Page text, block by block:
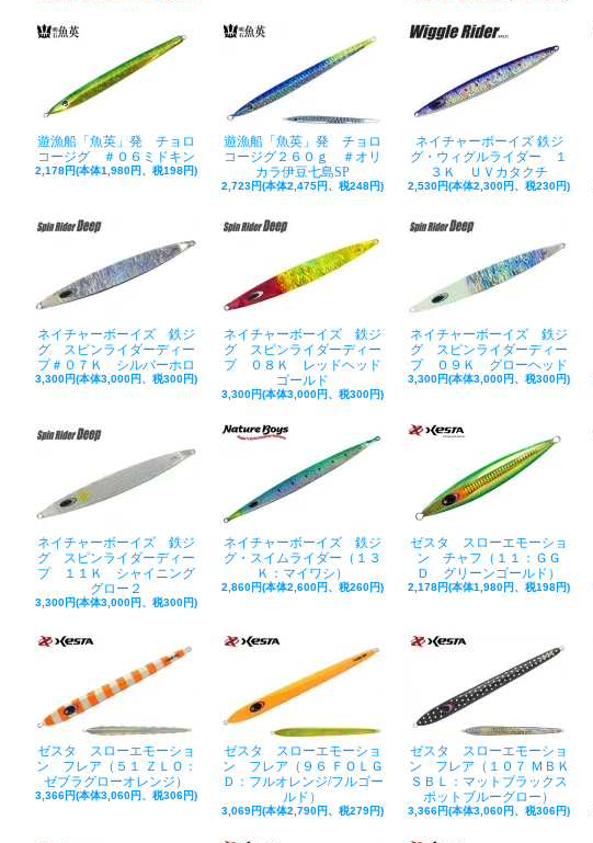
遊漁船「魚英」発 チョロ
コージグ ＃０６ミドキン
2,178円(本体1,980円、税198円)
遊漁船「魚英」発 チョロ
コージグ２６０ｇ ＃オリ
カラ伊豆七島SP
2,723円(本体2,475円、税248円)
ネイチャーボーイズ 鉄ジ
グ・ウィグルライダー １
３Ｋ ＵＶカタクチ
2,530円(本体2,300円、税230円)
ネイチャーボーイズ 鉄ジ
グ スピンライダーディー
プ＃０７Ｋ シルバーホロ
3,300円(本体3,000円、税300円)
ネイチャーボーイズ 鉄ジ
グ スピンライダーディー
プ ０８Ｋ レッドヘッド
ゴールド
3,300円(本体3,000円、税300円)
ネイチャーボーイズ 鉄ジ
グ スピンライダーディー
プ ０９Ｋ グローヘッド
3,300円(本体3,000円、税300円)
ネイチャーボーイズ 鉄ジ
グ スピンライダーディー
プ １１Ｋ シャイニング
グロー２
3,300円(本体3,000円、税300円)
ネイチャーボーイズ 鉄ジ
グ・スイムライダー（１３
Ｋ：マイワシ）
2,860円(本体2,600円、税260円)
ゼスタ スローエモーショ
ン チャフ（１１：ＧＧ
Ｄ グリーンゴールド）
2,178円(本体1,980円、税198円)
ゼスタ スローエモーショ
ン フレア（５１ ＺＬＯ：
ゼブラグローオレンジ）
3,366円(本体3,060円、税306円)
ゼスタ スローエモーショ
ン フレア（９６ ＦＯＬＧ
Ｄ：フルオレンジ/フルゴー
ルド）
3,069円(本体2,790円、税279円)
ゼスタ スローエモーショ
ン フレア（１０７ ＭＢＫ
ＳＢＬ：マットブラックス
ポットブルーグロー）
3,366円(本体3,060円、税306円)